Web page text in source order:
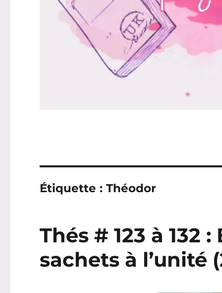
Étiquette :Théodor
Thés # 123 à 132
sachets à l’unité